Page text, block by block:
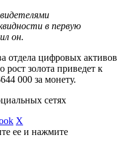
в первую
он.
отдела цифровых активов
рост золота приведет к
000 за монету.
сетях
X
ее и нажмите